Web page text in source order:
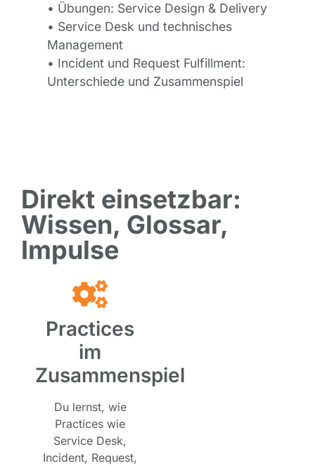
• Übungen: Service Design & Delivery
• Service Desk und technisches
Management
• Incident und Request Fulfillment:
Unterschiede und Zusammenspiel
Direkt einsetzbar:
Wissen, Glossar,
Impulse
Practices
im
Zusammenspiel
Du lernst, wie
Practices wie
Service Desk,
Incident, Request,